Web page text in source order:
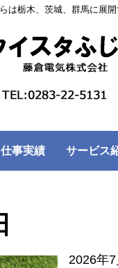
は栃木、茨城、群馬に展
仕事実績 サービス
2026年7